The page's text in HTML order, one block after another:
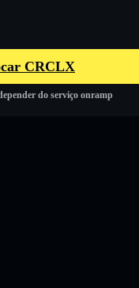
CRCLX
do serviço onramp